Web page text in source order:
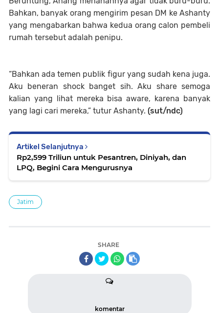
Bahkan, banyak orang mengirim pesan DM ke Ashanty
yang mengabarkan bahwa kedua orang calon pembeli
rumah tersebut adalah penipu.
“Bahkan ada temen publik figur yang sudah kena juga.
Aku beneran shock banget sih. Aku share semoga
kalian yang lihat mereka bisa aware, karena banyak
yang lagi cari mereka,” tutur Ashanty. (sut/ndc)
Artikel Selanjutnya
Rp2,599 Triliun untuk Pesantren, Diniyah, dan
LPQ, Begini Cara Mengurusnya
Jatim
SHARE
komentar